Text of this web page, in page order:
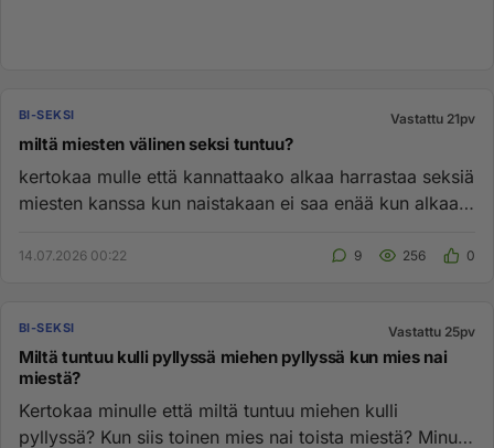
BI-SEKSI Vastattu 21pv
miltä miesten välinen seksi tuntuu?
kertokaa mulle että kannattaako alkaa harrastaa seksiä
miesten kanssa kun naistakaan ei saa enää kun alkaa
14.07.2026 00:22 9 256 0
BI-SEKSI Vastattu 25pv
Miltä tuntuu kulli pyllyssä miehen pyllyssä kun mies nai
miestä?
Kertokaa minulle että miltä tuntuu miehen kulli
pyllyssä? Kun siis toinen mies nai toista miestä? Minua